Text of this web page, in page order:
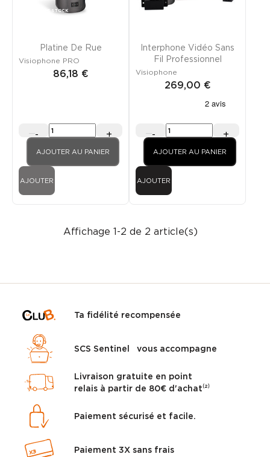
RUPTURE DE STOCK
Platine De Rue
Visiophone PRO
86,18 €
- +
AJOUTER AU PANIER
AJOUTER
Interphone Vidéo Sans
Fil Professionnel
Visiophone
269,00 €
- +
AJOUTER AU PANIER
AJOUTER
Affichage 1-2 de 2 article(s)
Ta fidélité recompensée
SCS Sentinel vous accompagne
Livraison gratuite en point
relais à partir de 80€ d'achat⁽²⁾
Paiement sécurisé et facile.
Paiement 3X sans frais